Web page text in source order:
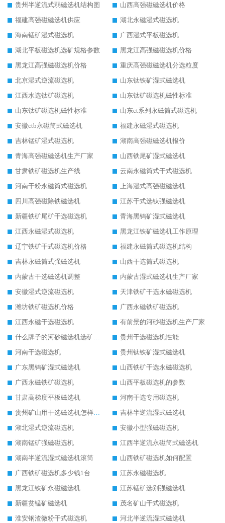
贵州半逆流式弱磁选机结构图
山西高强磁磁选机价格
福建高强磁磁选机供应
湖北永磁湿式磁选机
海南锰矿湿式磁选机
广西湿式平板磁选机
湖北平板磁选机选矿规格参数
黑龙江高强磁磁选机价格
黑龙江高强磁磁选机价格
重庆高强磁磁选机分选粒度
北京湿式逆流磁选机
山东钛铁矿湿式磁选机
江西水选钛矿磁选机
山东钛矿磁选机磁性标准
山东钛矿磁选机磁性标准
山东ct系列永磁筒式磁选机
安徽ctb永磁筒式磁选机
福建永磁湿式磁选机
吉林锰矿湿式磁选机
湖南高强磁磁选机报价
青海高强磁磁选机生产厂家
山西铁尾矿湿式磁选机
甘肃铁矿磁选机生产线
云南永磁筒式干式磁选机
河南干粉永磁筒式磁选机
上海湿式高强磁磁选机
四川高强磁除铁磁选机
江苏干式选钛强磁选机
新疆铁矿尾矿干选磁选机
青海黑钨矿湿式磁选机
江西永磁湿式磁选机
黑龙江铁矿磁选机工作原理
辽宁铁矿干式磁选机价格
福建永磁筒式磁选机结构
吉林永磁筒式强磁选机
山西干选筒式磁选机
内蒙古干选磁选机调整
内蒙古湿式磁选机生产厂家
安徽湿式逆流磁选机
天津铁矿干选永磁磁选机
潍坊铁矿磁选机价格
广西永磁铁矿磁选机
江西永磁干选磁选机
有前景的河砂磁选机生产厂家
什么牌子的河砂磁选机选矿效果好
贵州干选磁选机性能
河南干选磁选机
贵州钛铁矿湿式磁选机
广东黑钨矿湿式磁选机
山西铁矿干选永磁磁选机
广西永磁铁矿磁选机
山西平板磁选机的参数
甘肃高梯度平板磁选机
河南干选专用磁选机
贵州矿山用干选磁选机怎样调磁
吉林半逆流湿式磁选机
湖北湿式逆流磁选机
安徽小型强磁磁选机
湖南锰矿强磁磁选机
江西半逆流永磁筒式磁选机
湖南半逆流湿式磁选机滚筒
山西铁矿磁选机如何配置
广西铁矿磁选机多少钱1台
江苏永磁磁选机
黑龙江铁矿永磁磁选机
江苏锰矿选别强磁选机
新疆贫锰矿磁选机
茂名矿山干式磁选机
淮安钢渣微粉干式磁选机
河北半逆流湿式磁选机